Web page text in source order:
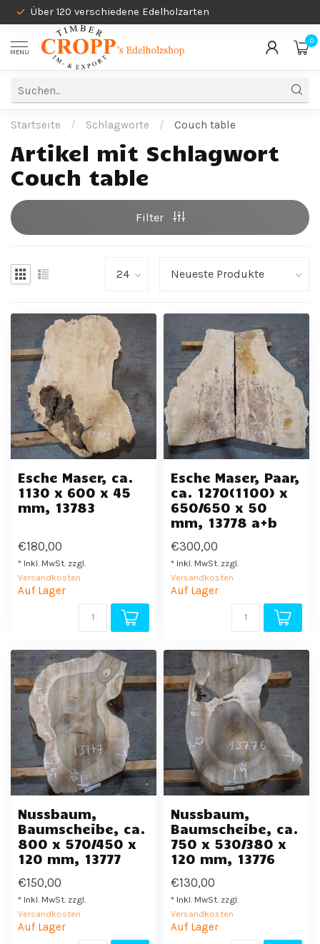
Über 120 verschiedene Edelholzarten
MENU
0
Startseite / Schlagworte / Couch table
Artikel mit Schlagwort
Couch table
Filter
Esche Maser, ca.
1130 x 600 x 45
mm, 13783
€180,00
* Inkl. MwSt. zzgl.
Versandkosten
Auf Lager
Esche Maser, Paar,
ca. 1270(1100) x
650/650 x 50
mm, 13778 a+b
€300,00
* Inkl. MwSt. zzgl.
Versandkosten
Auf Lager
Nussbaum,
Baumscheibe, ca.
800 x 570/450 x
120 mm, 13777
€150,00
* Inkl. MwSt. zzgl.
Versandkosten
Auf Lager
Nussbaum,
Baumscheibe, ca.
750 x 530/380 x
120 mm, 13776
€130,00
* Inkl. MwSt. zzgl.
Versandkosten
Auf Lager